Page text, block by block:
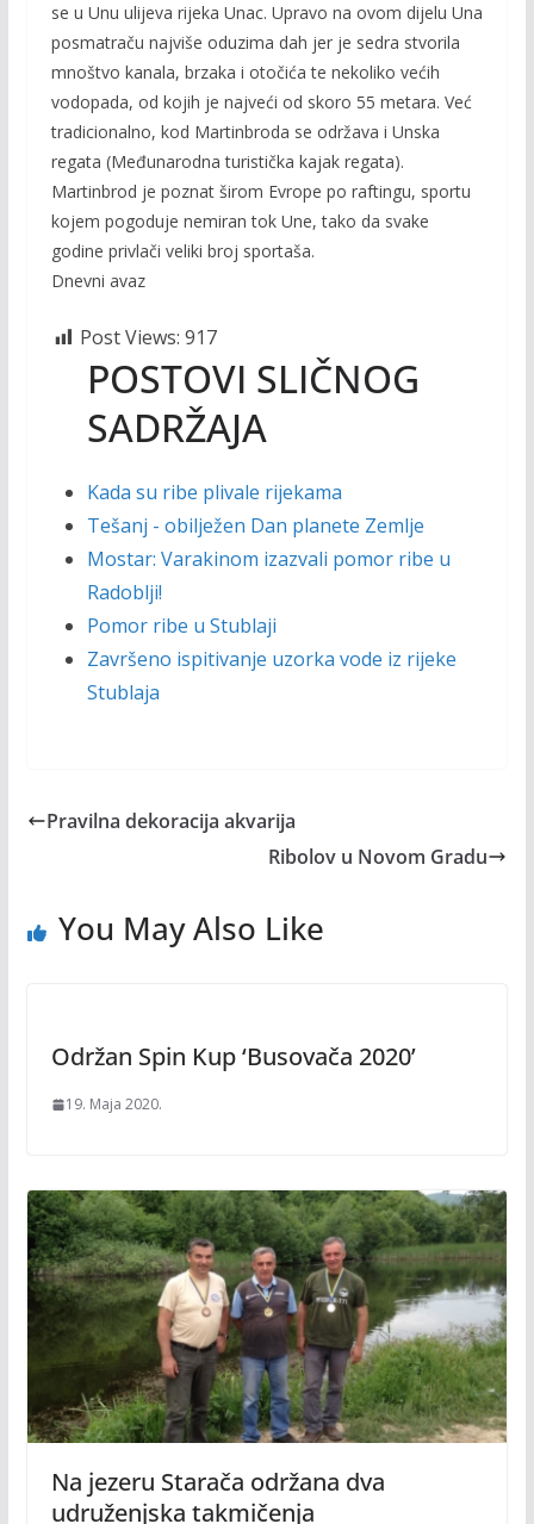
se u Unu ulijeva rijeka Unac. Upravo na ovom dijelu Una
posmatraču najviše oduzima dah jer je sedra stvorila
mnoštvo kanala, brzaka i otočića te nekoliko većih
vodopada, od kojih je najveći od skoro 55 metara. Već
tradicionalno, kod Martinbroda se održava i Unska
regata (Međunarodna turistička kajak regata).
Martinbrod je poznat širom Evrope po raftingu, sportu
kojem pogoduje nemiran tok Une, tako da svake
godine privlači veliki broj sportaša.
Dnevni avaz
Post Views: 917
POSTOVI SLIČNOG
SADRŽAJA
Kada su ribe plivale rijekama
Tešanj - obilježen Dan planete Zemlje
Mostar: Varakinom izazvali pomor ribe u
Radoblji!
Pomor ribe u Stublaji
Završeno ispitivanje uzorka vode iz rijeke
Stublaja
Pravilna dekoracija akvarija
Ribolov u Novom Gradu
You May Also Like
Održan Spin Kup ‘Busovača 2020’
19. Maja 2020.
Na jezeru Starača održana dva
udruženjska takmičenja